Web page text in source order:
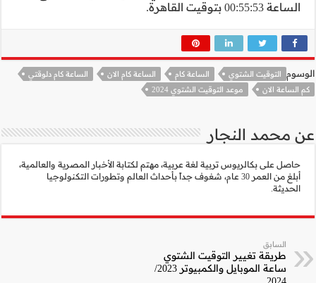
الساعة كام دلوقتي
المصرية والعالمية،
وتطورات التكنولوجيا